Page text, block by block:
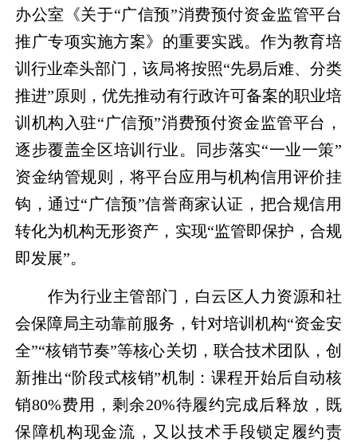
办公室《关于“广信预”消费预付资金监管平台
推广专项实施方案》的重要实践。作为教育培
训行业牵头部门，该局将按照“先易后难、分类
推进”原则，优先推动有行政许可备案的职业培
训机构入驻“广信预”消费预付资金监管平台，
逐步覆盖全区培训行业。同步落实“一业一策”
资金纳管规则，将平台应用与机构信用评价挂
钩，通过“广信预”信誉商家认证，把合规信用
转化为机构无形资产，实现“监管即保护，合规
即发展”。
作为行业主管部门，白云区人力资源和社
会保障局主动靠前服务，针对培训机构“资金安
全”“核销节奏”等核心关切，联合技术团队，创
新推出“阶段式核销”机制：课程开始后自动核
销80%费用，剩余20%待履约完成后释放，既
保障机构现金流，又以技术手段锁定履约责